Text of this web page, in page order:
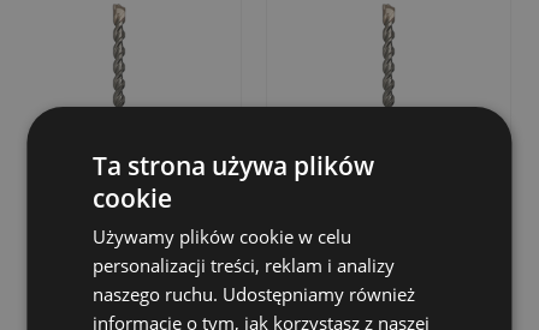
Ta strona używa plików
cookie
Używamy plików cookie w celu
personalizacji treści, reklam i analizy
naszego ruchu. Udostępniamy również
informacje o tym, jak korzystasz z naszej